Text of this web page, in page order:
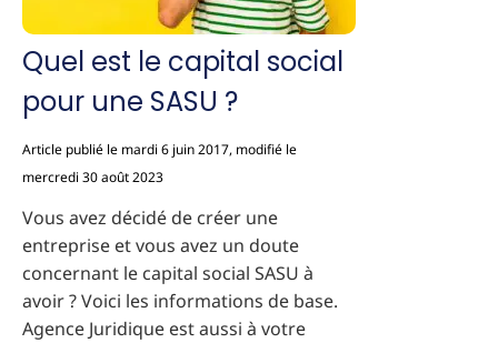
Quel est le capital social
pour une SASU ?
Article publié le mardi 6 juin 2017, modifié le
mercredi 30 août 2023
Vous avez décidé de créer une
entreprise et vous avez un doute
concernant le capital social SASU à
avoir ? Voici les informations de base.
Agence Juridique est aussi à votre